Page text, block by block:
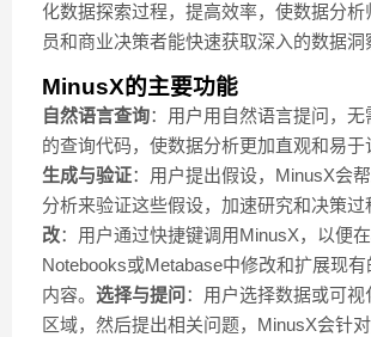
化数据探索过程，提高效率，使数据分析
员和商业决策者能快速获取深入的数据洞
MinusX的主要功能
自然语言查询：用户用自然语言提问，无
的查询代码，使数据分析更加直观和易于
生成与验证：用户提出假设，MinusX会
分析来验证这些假设，加速研究和决策过
改：用户通过快捷键调用MinusX，以便
Notebooks或Metabase中修改和扩展现
内容。 选择与提问 ：用户选择数据或可视
区域，然后提出相关问题，MinusX会针